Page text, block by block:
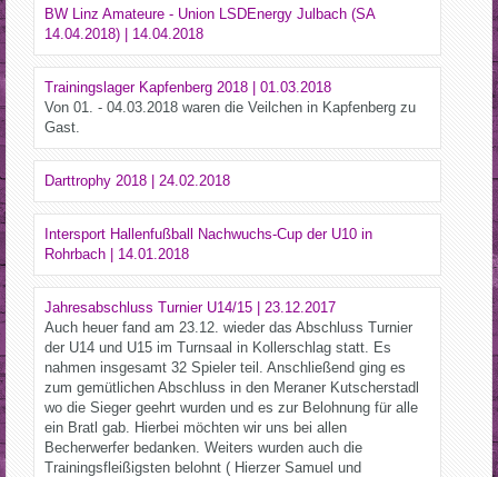
BW Linz Amateure - Union LSDEnergy Julbach (SA
14.04.2018) | 14.04.2018
Trainingslager Kapfenberg 2018 | 01.03.2018
Von 01. - 04.03.2018 waren die Veilchen in Kapfenberg zu
Gast.
Darttrophy 2018 | 24.02.2018
Intersport Hallenfußball Nachwuchs-Cup der U10 in
Rohrbach | 14.01.2018
Jahresabschluss Turnier U14/15 | 23.12.2017
Auch heuer fand am 23.12. wieder das Abschluss Turnier
der U14 und U15 im Turnsaal in Kollerschlag statt. Es
nahmen insgesamt 32 Spieler teil. Anschließend ging es
zum gemütlichen Abschluss in den Meraner Kutscherstadl
wo die Sieger geehrt wurden und es zur Belohnung für alle
ein Bratl gab. Hierbei möchten wir uns bei allen
Becherwerfer bedanken. Weiters wurden auch die
Trainingsfleißigsten belohnt ( Hierzer Samuel und